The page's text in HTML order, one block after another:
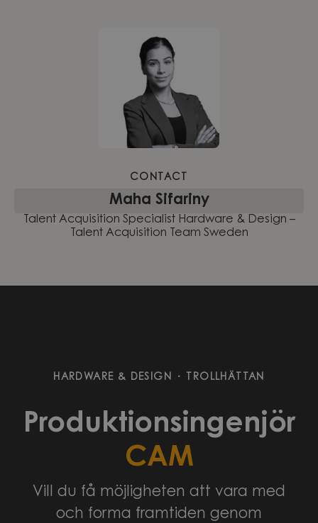
CONTACT
Maha Sifariny
Talent Acquisition Specialist Hardware & Design –
Talent Acquisition Team Sweden
HARDWARE & DESIGN · TROLLHÄTTAN
Produktionsingenjör
CAM
Vill du få möjligheten att vara med
och forma framtiden genom